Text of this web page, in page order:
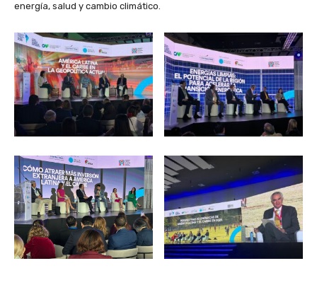
energía, salud y cambio climático.